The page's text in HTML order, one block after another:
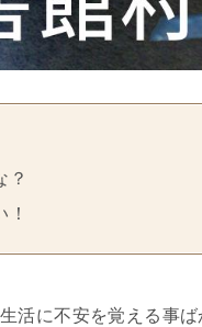
？
活に不安を覚える事ば